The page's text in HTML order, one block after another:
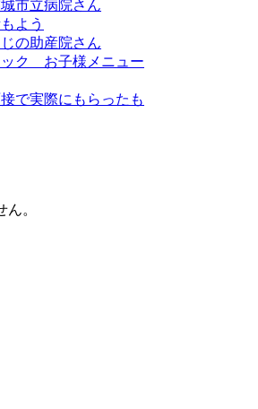
市立病院さん
よう
の助産院さん
ック お子様メニュー
で実際にもらったも
。